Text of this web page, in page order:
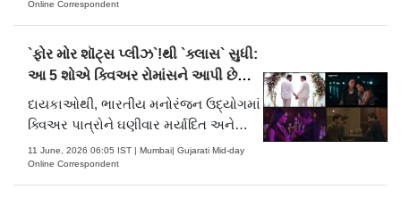
મુલાકાત લીધી હતી. તેની મુલાકાત
દરમિયાન, તેણે વડા પ્રધાન નરેન્દ્ર મોદીને
4,400 દિવસ કાર્યકાળ પૂર્ણ કરવા અને
ભારતમાં સતત સૌથી લાંબા સમય સુધી સેવા
Online Correspondent
`ફોર મોર શૉટ્સ પ્લીઝ`!થી `ક્લાસ` સુધી:
આ 5 શોએ ક્વિઅર રોમાંસને આપી છે
નવી ઓળખ
દાયકાઓથી, ભારતીય મનોરંજન ઉદ્યોગમાં
ક્વિઅર પાત્રોને ઘણીવાર મર્યાદિત અને
રૂઢિગત રીતે દર્શાવવામાં આવતા હતા; તેમનો
ઉપયોગ કૉમિક રિલીફ તરીકે થતો હતો,
અથવા તેમના વર્ણનો ફક્ત સંઘર્ષના વિષયો
11 June, 2026 06:05 IST | Mumbai| Gujarati Mid-day
Online Correspondent